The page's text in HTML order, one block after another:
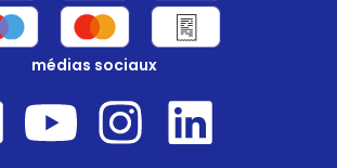
médias sociaux